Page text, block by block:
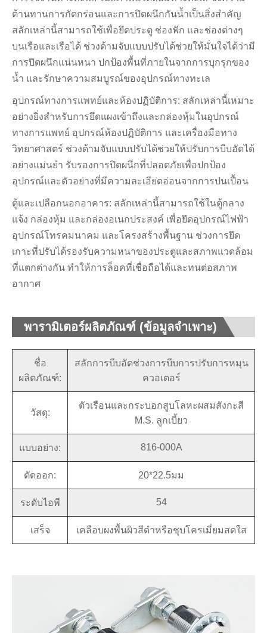
ต้านทานการกัดกร่อนและการปิดผนึกกันน้ำเป็นสิ่งสำคัญ
สลักเหล่านี้สามารถใช้เพื่อยึดประตู ช่องฟัก และช่องต่างๆ
บนเรือและเรือได้ ช่วงด้ามจับแบบปรับได้ช่วยให้มั่นใจได้ว่ามี
การปิดผนึกแน่นหนา ปกป้องพื้นที่ภายในจากการบุกรุกของ
น้ำ และรักษาความสมบูรณ์ของอุปกรณ์ทางทะเล
อุปกรณ์ทางการแพทย์และห้องปฏิบัติการ: สลักเหล่านี้เหมาะ
อย่างยิ่งสำหรับการยึดแผงเข้าถึงและกล่องหุ้มในอุปกรณ์
ทางการแพทย์ อุปกรณ์ห้องปฏิบัติการ และเครื่องมือทาง
วิทยาศาสตร์ ช่วงด้ามจับแบบปรับได้ช่วยให้ปรับการบีบอัดได้
อย่างแม่นยำ รับรองการปิดผนึกที่ปลอดภัยเพื่อปกป้อง
อุปกรณ์และตัวอย่างที่มีความละเอียดอ่อนจากการปนเปื้อน
ตู้และเปลือกนอกอาคาร: สลักเหล่านี้สามารถใช้ในตู้กลาง
แจ้ง กล่องหุ้ม และกล่องอเนกประสงค์ เพื่อยึดอุปกรณ์ไฟฟ้า
อุปกรณ์โทรคมนาคม และโครงสร้างพื้นฐาน ช่วงการยึด
เกาะที่ปรับได้รองรับความหนาของประตูและสภาพแวดล้อม
ที่แตกต่างกัน ทำให้การล็อคที่เชื่อถือได้และทนต่อสภาพ
อากาศ
พารามิเตอร์ผลิตภัณฑ์ (ข้อมูลจำเพาะ)
ชื่อ
ผลิตภัณฑ์:
สลักการบีบอัดช่วงการบีบการปรับการหมุน
ควอเตอร์
วัสดุ:
ตัวเรือนและกระบอกสูบโลหะผสมสังกะสี
M.S. ลูกเบี้ยว
แบบอย่าง: 816-000A
ตัดออก: 20*22.5มม
ระดับไอพี 54
เสร็จ เคลือบผงพื้นผิวสีดำหรือชุบโครเมี่ยมสดใส